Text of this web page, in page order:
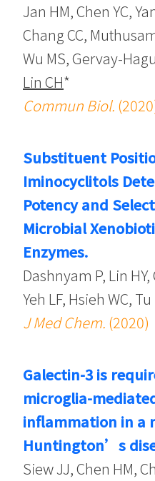
Jan HM, Chen YC,
Chang CC,
Wu MS, Gervay-
Lin CH*
Commun Biol.
Substituent
Iminocyclitols
Potency and
Microbial
Enzymes.
Dashnyam P, Lin HY,
Yeh LF, Hsieh WC, Tu
J Med Chem. (2020)
Galectin-3 is
microglia-
inflammation in a
Huntington’s
Siew JJ, Chen HM,